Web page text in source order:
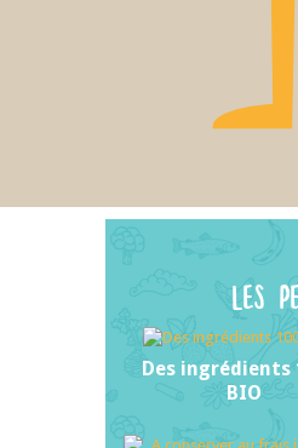
LES
Des ingrédients
BIO